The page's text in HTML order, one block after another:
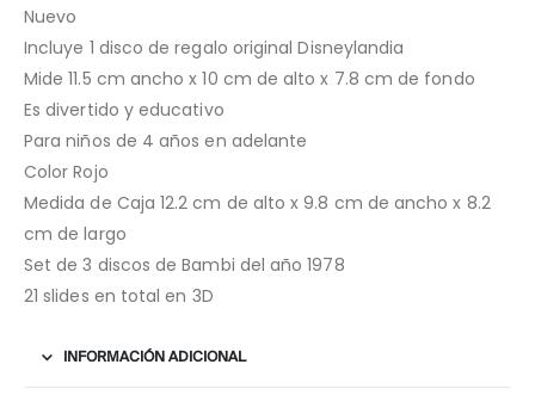
Nuevo
Incluye 1 disco de regalo original Disneylandia
Mide 11.5 cm ancho x 10 cm de alto x 7.8 cm de fondo
Es divertido y educativo
Para niños de 4 años en adelante
Color Rojo
Medida de Caja 12.2 cm de alto x 9.8 cm de ancho x 8.2
cm de largo
Set de 3 discos de Bambi del año 1978
21 slides en total en 3D
INFORMACIÓN ADICIONAL